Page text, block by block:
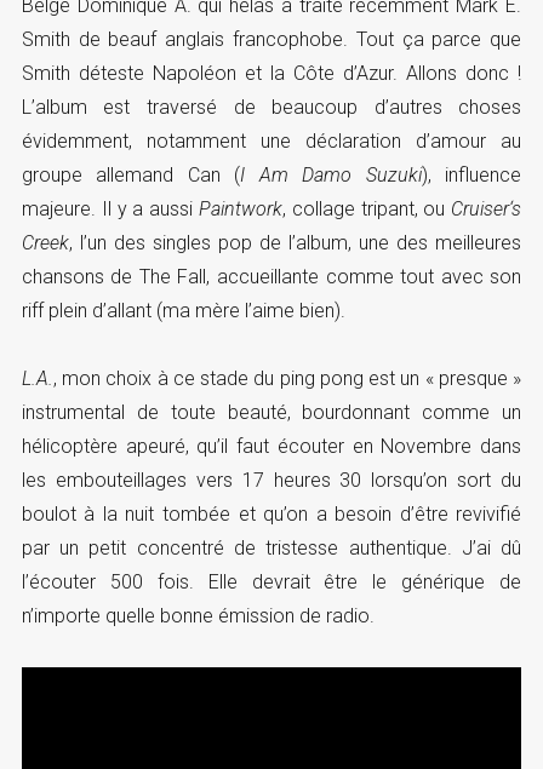
Belge Dominique A. qui hélas a traité récemment Mark E.
Smith de beauf anglais francophobe. Tout ça parce que
Smith déteste Napoléon et la Côte d’Azur. Allons donc !
L’album est traversé de beaucoup d’autres choses
évidemment, notamment une déclaration d’amour au
groupe allemand Can (I Am Damo Suzuki), influence
majeure. Il y a aussi Paintwork, collage tripant, ou Cruiser‘s
Creek, l’un des singles pop de l’album, une des meilleures
chansons de The Fall, accueillante comme tout avec son
riff plein d’allant (ma mère l’aime bien).
L.A., mon choix à ce stade du ping pong est un « presque »
instrumental de toute beauté, bourdonnant comme un
hélicoptère apeuré, qu’il faut écouter en Novembre dans
les embouteillages vers 17 heures 30 lorsqu’on sort du
boulot à la nuit tombée et qu’on a besoin d’être revivifié
par un petit concentré de tristesse authentique. J’ai dû
l’écouter 500 fois. Elle devrait être le générique de
n’importe quelle bonne émission de radio.